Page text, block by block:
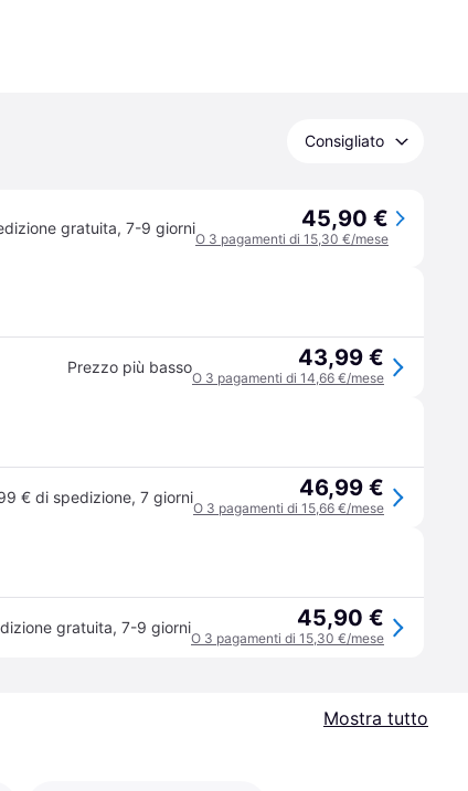
Consigliato
gratuita, 7-9 giorni 45,90 €
O 3 pagamenti di 15,30 €/mese
Prezzo più basso 43,99 €
O 3 pagamenti di 14,66 €/mese
€ di spedizione, 7 giorni 46,99 €
O 3 pagamenti di 15,66 €/mese
gratuita, 7-9 giorni 45,90 €
O 3 pagamenti di 15,30 €/mese
Mostra tutto